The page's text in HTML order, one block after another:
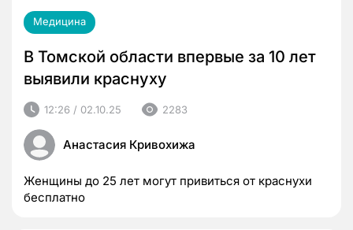
Медицина
В Томской области впервые за 10 лет
выявили краснуху
12:26 / 02.10.25 2283
Анастасия Кривохижа
Женщины до 25 лет могут привиться от краснухи
бесплатно